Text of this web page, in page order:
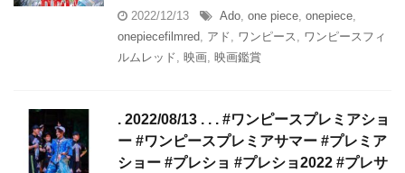
2022/12/13 Ado, one piece, onepiece,
onepiecefilmred, アド, ワンピース, ワンピースフィ
ルムレッド, 映画, 映画鑑賞
. 2022/08/13 . . . #ワンピースプレミアショ
ー #ワンピースプレミアサマー #プレミア
ショー #プレショ #プレショ2022 #プレサ